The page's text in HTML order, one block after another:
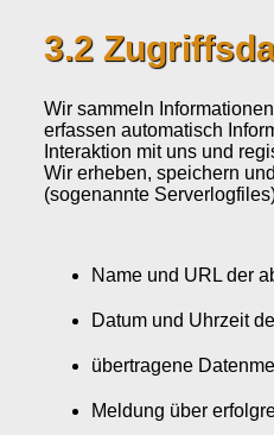
3.2
Wir sammeln
erfassen automatisch
Interaktion mit uns und
Wir erheben, speichern
(sogenannte
Name und URL der
Datum und Uhrzeit
übertragene
Meldung über